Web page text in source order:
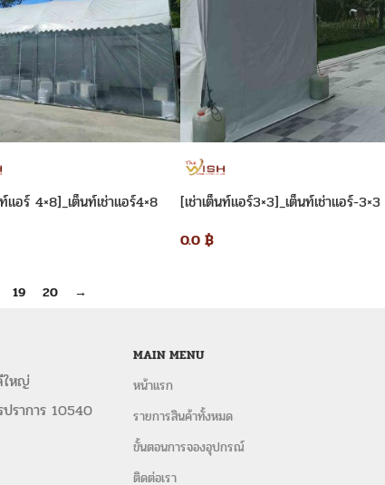
แอร์ 4×8]_เต็นท์เช่าแอร์4×8
[เช่าเต็นท์แอร์3×3]_เต็นท์เช่าแอร์-3×3
0.0 ฿
19 20 →
หญ่
ราการ 10540
MAIN MENU
หน้าแรก
รายการสินค้าทั้งหมด
ขั้นตอนการจองอุปกรณ์
ติดต่อเรา